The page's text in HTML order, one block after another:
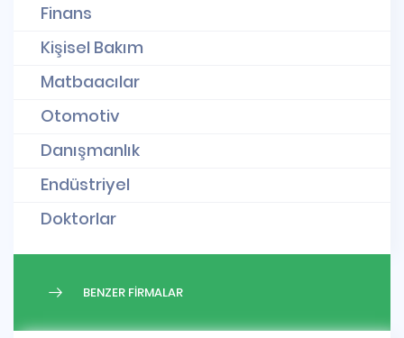
Finans
Kişisel Bakım
Matbaacılar
Otomotiv
Danışmanlık
Endüstriyel
Doktorlar
BENZER FİRMALAR